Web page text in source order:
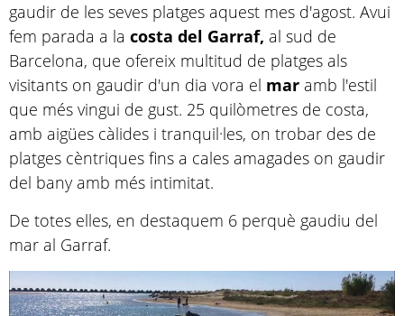
gaudir de les seves platges aquest mes d'agost. Avui
fem parada a la costa del Garraf, al sud de
Barcelona, que ofereix multitud de platges als
visitants on gaudir d'un dia vora el mar amb l'estil
que més vingui de gust. 25 quilòmetres de costa,
amb aigües càlides i tranquil·les, on trobar des de
platges cèntriques fins a cales amagades on gaudir
del bany amb més intimitat.
De totes elles, en destaquem 6 perquè gaudiu del
mar al Garraf.